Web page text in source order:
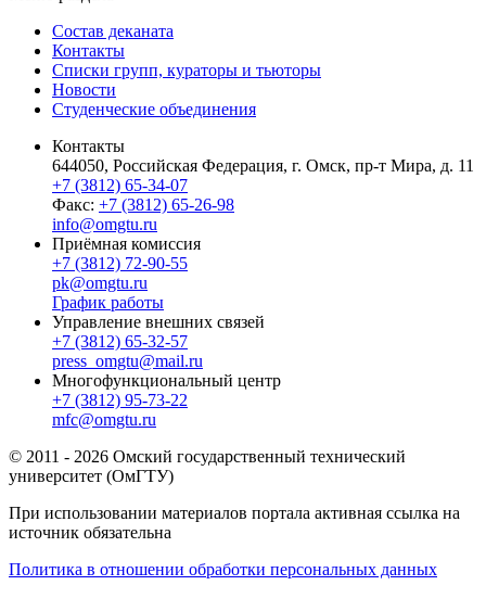
Состав деканата
Контакты
Списки групп, кураторы и тьюторы
Новости
Студенческие объединения
Контакты
644050, Российская Федерация, г. Омск, пр-т Мира, д. 11
+7 (3812) 65-34-07
Факс: +7 (3812) 65-26-98
info@omgtu.ru
Приёмная комиссия
+7 (3812) 72-90-55
pk@omgtu.ru
График работы
Управление внешних связей
+7 (3812) 65-32-57
press_omgtu@mail.ru
Многофункциональный центр
+7 (3812) 95-73-22
mfc@omgtu.ru
© 2011 - 2026 Омский государственный технический
университет (ОмГТУ)
При использовании материалов портала активная ссылка на
источник обязательна
Политика в отношении обработки персональных данных